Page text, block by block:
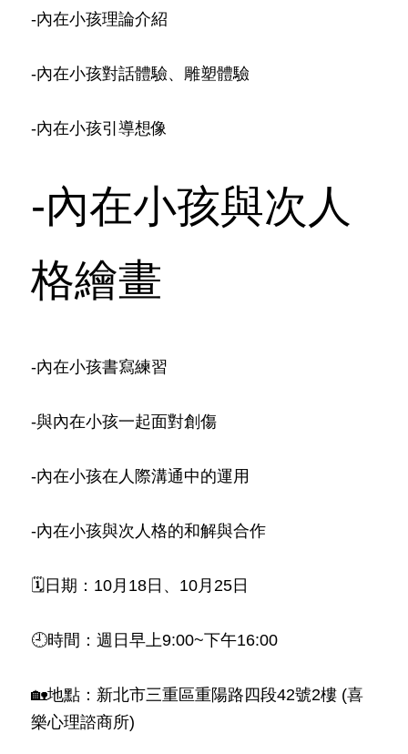
-內在小孩理論介紹
-內在小孩對話體驗、雕塑體驗
-內在小孩引導想像
-內在小孩與次人
格繪畫
-內在小孩書寫練習
-與內在小孩一起面對創傷
-內在小孩在人際溝通中的運用
-內在小孩與次人格的和解與合作
🗓日期：10月18日、10月25日
🕘時間：週日早上9:00~下午16:00
🏡地點：新北市三重區重陽路四段42號2樓 (喜
樂心理諮商所)